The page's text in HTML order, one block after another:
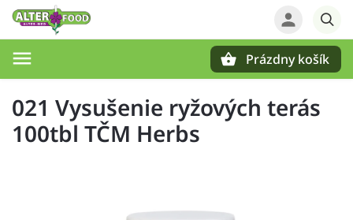
Prázdny košík
021 Vysušenie ryžových terás
100tbl TČM Herbs